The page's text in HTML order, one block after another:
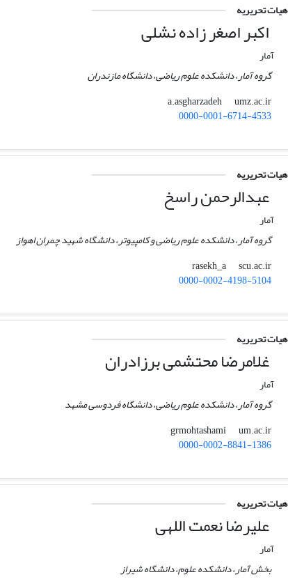
هیات تحریریه
اکبر اصغر زاده نشلی
آمار
گروه آمار، دانشکده علوم ریاضی، دانشگاه مازندران
a.asgharzadeh
umz.ac.ir
0000-0001-6714-4533
هیات تحریریه
عبدالرحمن راسخ
آمار
گروه آمار، دانشکده علوم ریاضی و کامپیوتر، دانشگاه شهید چمران اهواز
rasekh_a
scu.ac.ir
0000-0002-4198-5104
هیات تحریریه
غلامرضا محتشمی برزادران
آمار
گروه آمار، دانشکده علوم ریاضی، دانشگاه فردوسی مشهد
grmohtashami
um.ac.ir
0000-0002-8841-1386
هیات تحریریه
علیرضا نعمت اللهی
آمار
بخش آمار، دانشکده علوم، دانشگاه شیراز